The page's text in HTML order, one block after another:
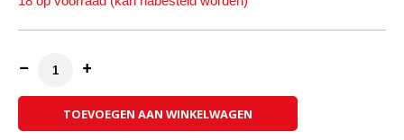
Super Prof Telescoopsteel Metaal aantal
TOEVOEGEN AAN WINKELWAGEN